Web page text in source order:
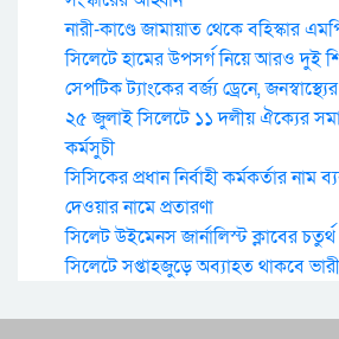
নারী-কাণ্ডে জামায়াত থেকে বহিস্কার
সিলেটে হামের উপসর্গ নিয়ে আরও দুই
সেপটিক ট্যাংকের বর্জ্য ড্রেনে,
২৫ জুলাই সিলেটে ১১ দলীয় ঐক্যের
কর্মসুচী
সিসিকের প্রধান নির্বাহী কর্মকর্তার নাম
দেওয়ার নামে প্রতারণা
সিলেট উইমেনস জার্নালিস্ট ক্লাবের চতুর্থ
সিলেটে সপ্তাহজুড়ে অব্যাহত থাকবে ভারী